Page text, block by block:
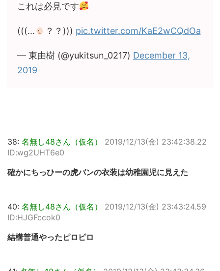
これは必見です
(((... ？？))) pic.twitter.com/KaE2wCQdOa
— 東由樹 (@yukitsun_0217) December 13,
2019
38: 名無し48さん（仮名）
2019/12/13(金) 23:42:38.22
ID:wg2UHT6e0
確かにちっひーの虎バンの衣装は幼稚園児に見えた
40: 名無し48さん（仮名）
2019/12/13(金) 23:43:24.59
ID:HJGFccok0
結構普通やったピロピロ